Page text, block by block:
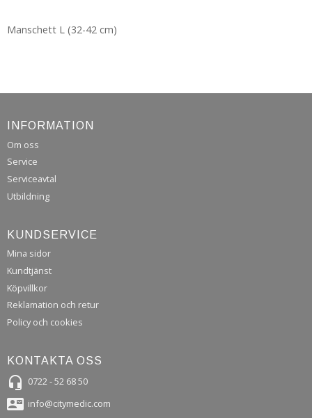
Manschett L (32-42 cm)
INFORMATION
Om oss
Service
Serviceavtal
Utbildning
KUNDSERVICE
Mina sidor
Kundtjänst
Köpvillkor
Reklamation och retur
Policy och cookies
KONTAKTA OSS
headset_mic 0722 - 52 68 50
contact_mail info@citymedic.com